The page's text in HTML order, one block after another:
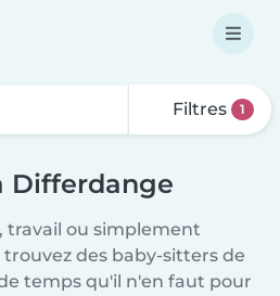
Filtres 1
Differdange
travail ou simplement
des baby-sitters de
temps qu'il n'en faut pour